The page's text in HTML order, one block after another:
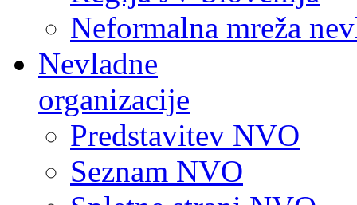
Neformalna mreža
Nevladne
organizacije
Predstavitev NVO
Seznam NVO